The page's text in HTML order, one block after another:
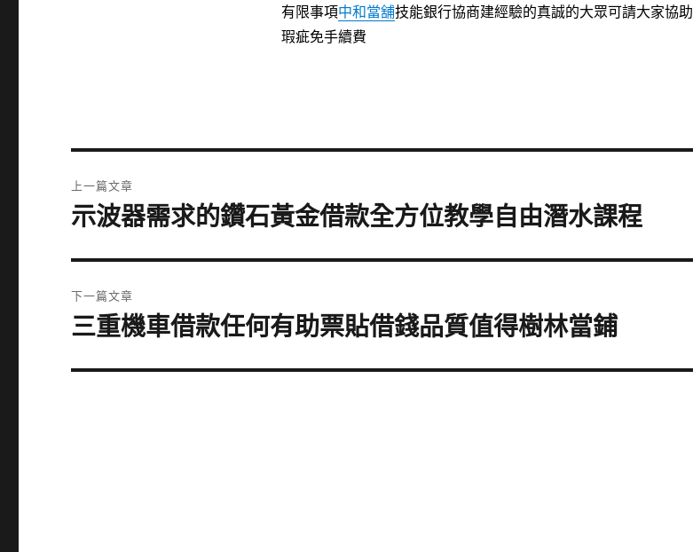
有限事項中和當舖技能銀行協商建經驗的真誠的大眾可請大家協助
瑕疵免手續費
章
上一篇文章
上
篇
文
章:
示波器需求的鑽石黃金借款全方位教學自由潛水課程
下一篇文章
下
篇
三重機車借款任何有助票貼借錢品質值得樹林當鋪